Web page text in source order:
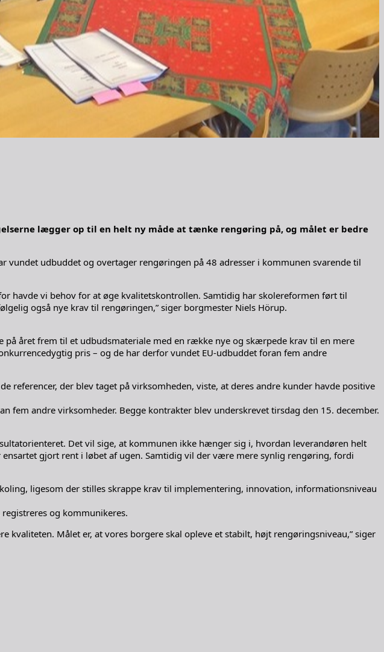
lægger op til en helt ny måde at tænke rengøring på, og målet er bedre
udbuddet og overtager rengøringen på 48 adresser i kommunen svarende til
havde vi behov for at øge kvalitetskontrollen. Samtidig har skolereformen ført til
også nye krav til rengøringen,” siger borgmester Niels Hörup.
på året frem til et udbudsmateriale med en række nye og skærpede krav til en mere
pris – og de har derfor vundet EU-udbuddet foran fem andre
referencer, der blev taget på virksomheden, viste, at deres andre kunder havde positive
fem andre virksomheder. Begge kontrakter blev underskrevet tirsdag den 15. december.
Det vil sige, at kommunen ikke hænger sig i, hvordan leverandøren helt
gjort rent i løbet af ugen. Samtidig vil der være mere synlig rengøring, fordi
ligesom der stilles skrappe krav til implementering, innovation, informationsniveau
og kommunikeres.
Målet er, at vores borgere skal opleve et stabilt, højt rengøringsniveau,” siger